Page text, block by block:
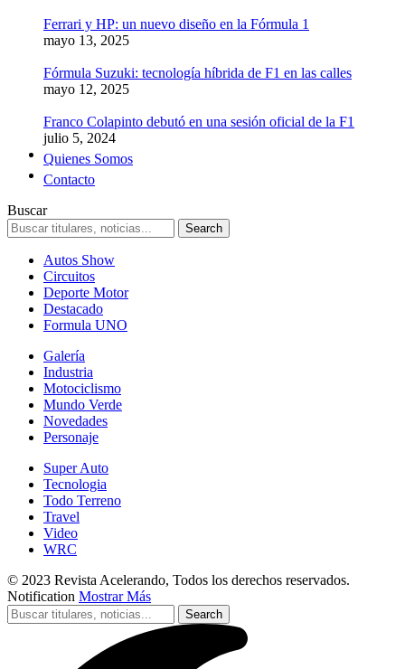
Ferrari y HP: un nuevo diseño en la Fórmula 1
mayo 13, 2025
Fórmula Suzuki: tecnología híbrida de F1 en las calles
mayo 12, 2025
Franco Colapinto debutó en una sesión oficial de la F1
julio 5, 2024
Quienes Somos
Contacto
Buscar
Autos Show
Circuitos
Deporte Motor
Destacado
Formula UNO
Galería
Industria
Motociclismo
Mundo Verde
Novedades
Personaje
Super Auto
Tecnologia
Todo Terreno
Travel
Video
WRC
© 2023 Revista Acelerando, Todos los derechos reservados.
Notification Mostrar Más